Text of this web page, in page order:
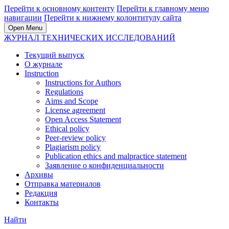
Перейти к основному контенту Перейти к главному меню
навигации Перейти к нижнему колонтитулу сайта
Open Menu
ЖУРНАЛ ТЕХНИЧЕСКИХ ИССЛЕДОВАНИЙ
Текущий выпуск
О журнале
Instruction
Instructions for Authors
Regulations
Aims and Scope
License agreement
Open Access Statement
Ethical policy
Peer-review policy
Plagiarism policy
Publication ethics and malpractice statement
Заявление о конфиденциальности
Архивы
Отправка материалов
Редакция
Контакты
Найти